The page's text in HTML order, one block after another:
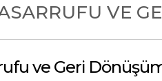
VE
ve Geri